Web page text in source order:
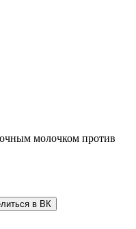
молочком против
в ВК